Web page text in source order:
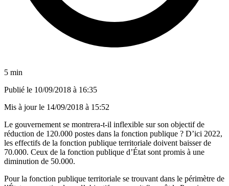
5 min
Publié le 10/09/2018 à 16:35
Mis à jour le 14/09/2018 à 15:52
Le gouvernement se montrera-t-il inflexible sur son objectif de
réduction de 120.000 postes dans la fonction publique ? D’ici 2022,
les effectifs de la fonction publique territoriale doivent baisser de
70.000. Ceux de la fonction publique d’État sont promis à une
diminution de 50.000.
Pour la fonction publique territoriale se trouvant dans le périmètre de